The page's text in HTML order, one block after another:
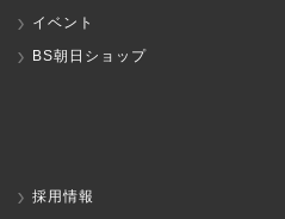
イベント
BS朝日ショップ
採用情報